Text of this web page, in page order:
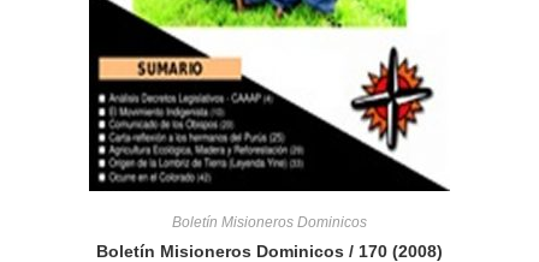
Boletín Misioneros Dominicos
Boletín Misioneros Dominicos / 170 (2008)